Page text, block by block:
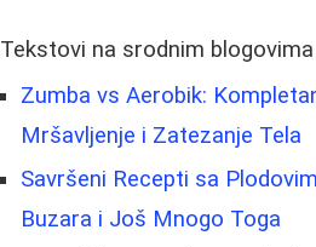
Tekstovi na srodnim blogovima
Zumba vs Aerobik:
Mršavljenje i Zatezanje Tela
Savršeni Recepti sa
Buzara i Još Mnogo Toga